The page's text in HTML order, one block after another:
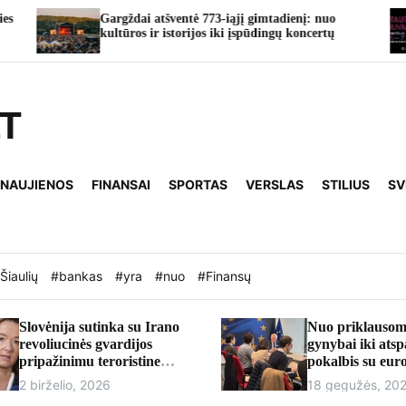
atšventė 773-iąjį gimtadienį: nuo
ir istorijos iki įspūdingų koncertų
TAURO
taps
FINANSAI SPORTAS VERSLAS STILIUS
#bankas #yra #nuo #Finansų
Slovėnija sutinka su Irano
revoliucinės gvardijos
pripažinimu teroristine
organizacija
2 birželio, 2026
Nuo
gynybai iki
pokalbis su
Andriumi
18 gegužės,